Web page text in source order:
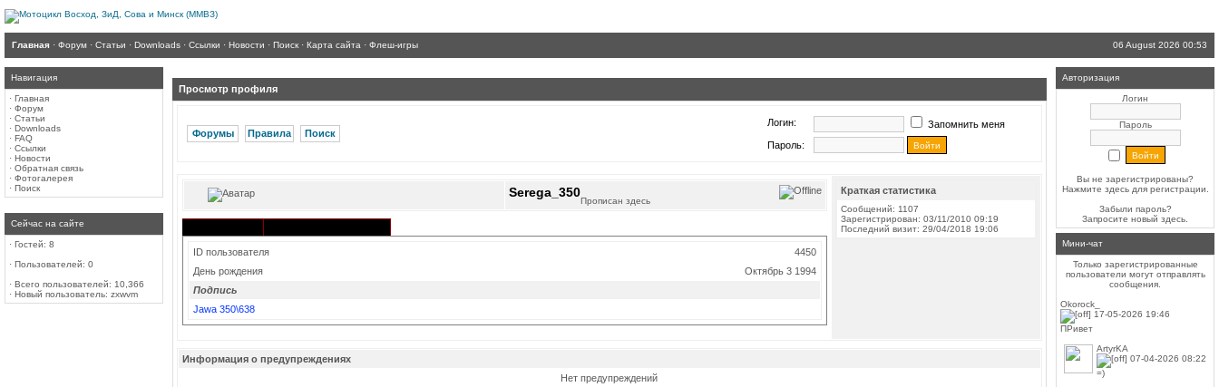
Главная · Форум · Статьи · Downloads · Ссылки · Новости · Поиск · Карта сайта · Флеш-игры 06 August 2026 00:53
Навигация
· Главная
· Форум
· Статьи
· Downloads
· FAQ
· Ссылки
· Новости
· Обратная связь
· Фотогалерея
· Поиск
Сейчас на сайте
· Гостей: 8
· Пользователей: 0
· Всего пользователей: 10,366
· Новый пользователь: zxwvm
Просмотр профиля
Форумы Правила Поиск
Логин:
Запомнить меня
Пароль:
Serega_350
Прописан здесь
ID пользователя
4450
День рождения
Октябрь 3 1994
Подпись
Jawa 350\638
Краткая статистика
Сообщений: 1107
Зарегистрирован: 03/11/2010 09:19
Последний визит: 29/04/2018 19:06
Информация о предупреждениях
Нет предупреждений
Авторизация
Логин
Пароль
Вы не зарегистрированы?
Нажмите здесьдля регистрации.
Забыли пароль?
Запросите новый здесь.
Мини-чат
Только зарегистрированные
пользователи могут отправлять
сообщения.
Okorock_
17-05-2026 19:46
ПРивет
ArtyrKA
07-04-2026 08:22
=)